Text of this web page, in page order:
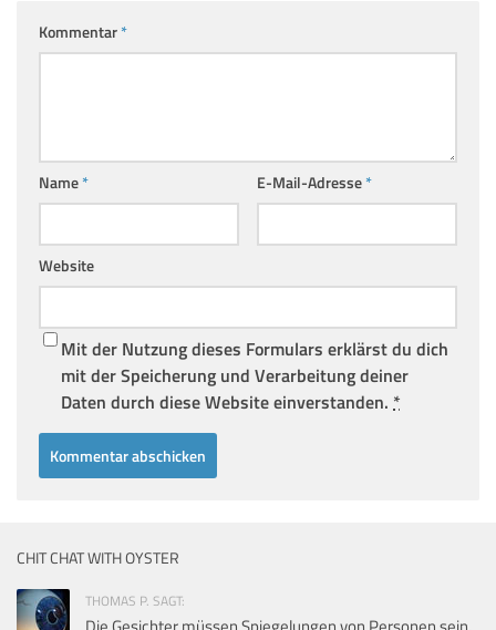
Kommentar*
Name* E-Mail-Adresse*
Website
Mit der Nutzung dieses Formulars erklärst du dich
mit der Speicherung und Verarbeitung deiner
Daten durch diese Website einverstanden. *
CHIT CHAT WITH OYSTER
THOMAS P. SAGT: